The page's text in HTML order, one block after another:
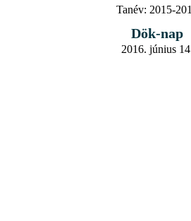
Tanév: 2015-
Dök-nap
2016. június